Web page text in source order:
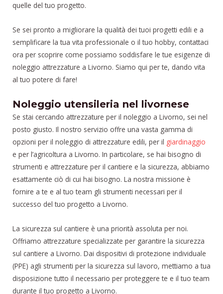
quelle del tuo progetto.
Se sei pronto a migliorare la qualità dei tuoi progetti edili e a
semplificare la tua vita professionale o il tuo hobby, contattaci
ora per scoprire come possiamo soddisfare le tue esigenze di
noleggio attrezzature a Livorno. Siamo qui per te, dando vita
al tuo potere di fare!
Noleggio utensileria nel livornese
Se stai cercando attrezzature per il noleggio a Livorno, sei nel
posto giusto. Il nostro servizio offre una vasta gamma di
opzioni per il noleggio di attrezzature edili, per il giardinaggio
e per l’agricoltura a Livorno. In particolare, se hai bisogno di
strumenti e attrezzature per il cantiere e la sicurezza, abbiamo
esattamente ciò di cui hai bisogno. La nostra missione è
fornire a te e al tuo team gli strumenti necessari per il
successo del tuo progetto a Livorno.
La sicurezza sul cantiere è una priorità assoluta per noi.
Offriamo attrezzature specializzate per garantire la sicurezza
sul cantiere a Livorno. Dai dispositivi di protezione individuale
(PPE) agli strumenti per la sicurezza sul lavoro, mettiamo a tua
disposizione tutto il necessario per proteggere te e il tuo team
durante il tuo progetto a Livorno.